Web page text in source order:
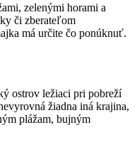
zelenými horami a
či zberateľom
má určite čo ponúknuť.
ostrov ležiaci pri pobreží
žiadna iná krajina,
plážam, bujným